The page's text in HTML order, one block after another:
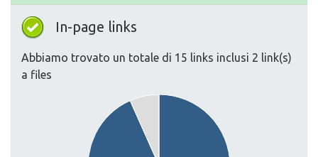
In-page links
Abbiamo trovato un totale di 15 links inclusi 2 link(s)
a files